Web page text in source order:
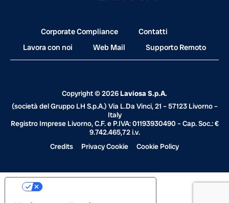
Corporate Compliance
Contatti
Lavora con noi
Web Mail Supporto Remoto
Copyright © 2026Laviosa S.p.A.
(società del Gruppo LH S.p.A.) Via L.Da Vinci, 21 – 57123 Livorno –
Italy
Registro Imprese Livorno, C.F. e P.IVA: 01193930490 – Cap. Soc.: €
9.742.465,72 i.v.
Credits
Privacy Cookie Cookie Policy
Your Privacy Choices